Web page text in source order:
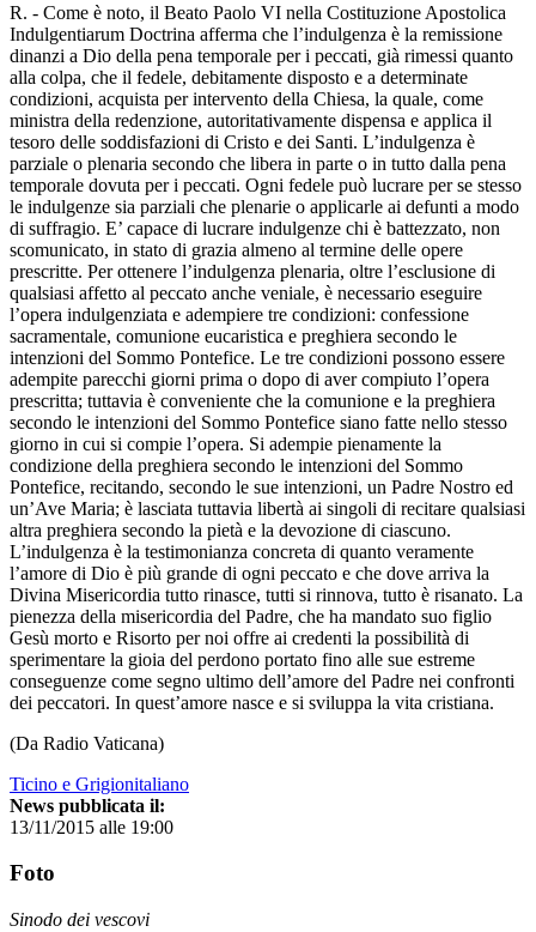
R. - Come è noto, il Beato Paolo VI nella Costituzione Apostolica
Indulgentiarum Doctrina afferma che l’indulgenza è la remissione
dinanzi a Dio della pena temporale per i peccati, già rimessi quanto
alla colpa, che il fedele, debitamente disposto e a determinate
condizioni, acquista per intervento della Chiesa, la quale, come
ministra della redenzione, autoritativamente dispensa e applica il
tesoro delle soddisfazioni di Cristo e dei Santi. L’indulgenza è
parziale o plenaria secondo che libera in parte o in tutto dalla pena
temporale dovuta per i peccati. Ogni fedele può lucrare per se stesso
le indulgenze sia parziali che plenarie o applicarle ai defunti a modo
di suffragio. E’ capace di lucrare indulgenze chi è battezzato, non
scomunicato, in stato di grazia almeno al termine delle opere
prescritte. Per ottenere l’indulgenza plenaria, oltre l’esclusione di
qualsiasi affetto al peccato anche veniale, è necessario eseguire
l’opera indulgenziata e adempiere tre condizioni: confessione
sacramentale, comunione eucaristica e preghiera secondo le
intenzioni del Sommo Pontefice. Le tre condizioni possono essere
adempite parecchi giorni prima o dopo di aver compiuto l’opera
prescritta; tuttavia è conveniente che la comunione e la preghiera
secondo le intenzioni del Sommo Pontefice siano fatte nello stesso
giorno in cui si compie l’opera. Si adempie pienamente la
condizione della preghiera secondo le intenzioni del Sommo
Pontefice, recitando, secondo le sue intenzioni, un Padre Nostro ed
un’Ave Maria; è lasciata tuttavia libertà ai singoli di recitare qualsiasi
altra preghiera secondo la pietà e la devozione di ciascuno.
L’indulgenza è la testimonianza concreta di quanto veramente
l’amore di Dio è più grande di ogni peccato e che dove arriva la
Divina Misericordia tutto rinasce, tutti si rinnova, tutto è risanato. La
pienezza della misericordia del Padre, che ha mandato suo figlio
Gesù morto e Risorto per noi offre ai credenti la possibilità di
sperimentare la gioia del perdono portato fino alle sue estreme
conseguenze come segno ultimo dell’amore del Padre nei confronti
dei peccatori. In quest’amore nasce e si sviluppa la vita cristiana.
(Da Radio Vaticana)
Ticino e Grigionitaliano
News pubblicata il:
13/11/2015 alle 19:00
Foto
Sinodo dei vescovi